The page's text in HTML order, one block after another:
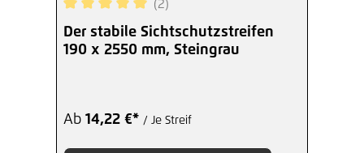
Durchschnittliche Bewertung von 5 von 5
(2)
Der stabile Sichtschutzstreifen
190 x 2550 mm, Steingrau
Ab 14,22 €* / Je Streif